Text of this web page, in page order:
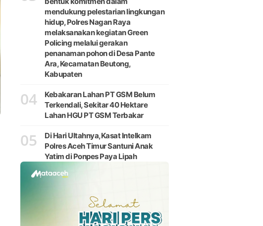
mendukung pelestarian lingkungan
hidup, Polres Nagan Raya
melaksanakan kegiatan Green
Policing melalui gerakan
penanaman pohon di Desa Pante
Ara, Kecamatan Beutong,
Kabupaten
04
Kebakaran Lahan PT GSM Belum
Terkendali, Sekitar 40 Hektare
Lahan HGU PT GSM Terbakar
05
Di Hari Ultahnya,Kasat Intelkam
Polres Aceh Timur Santuni Anak
Yatim di Ponpes Paya Lipah